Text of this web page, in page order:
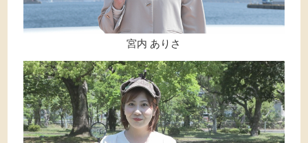
宮内 ありさ